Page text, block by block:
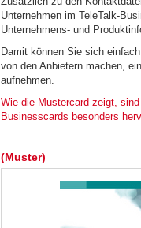
Unternehmen im TeleTalk-
Unternehmens- und
Damit können Sie sich
von den Anbietern machen,
aufnehmen.
Wie die Mustercard zeigt,
Businesscards besonders
(Muster)